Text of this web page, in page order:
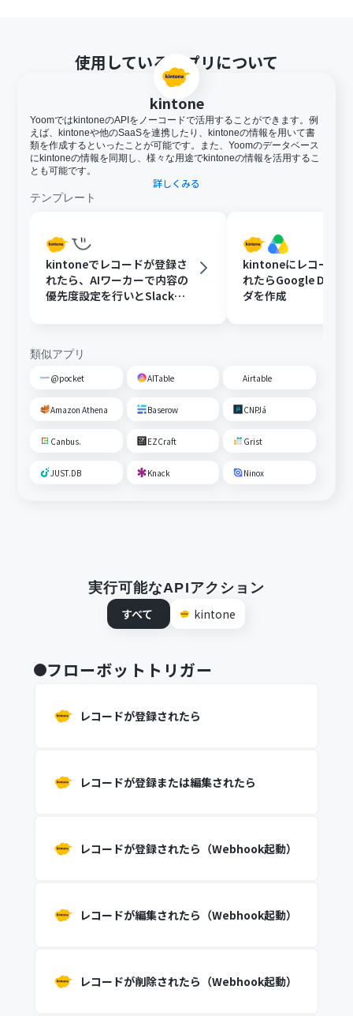
使用しているアプリについて
kintone
YoomではkintoneのAPIをノーコードで活用することができます。例
えば、kintoneや他のSaaSを連携したり、kintoneの情報を用いて書
類を作成するといったことが可能です。また、Yoomのデータベース
にkintoneの情報を同期し、様々な用途でkintoneの情報を活用するこ
とも可能です。
詳しくみる
テンプレート
kintoneでレコードが登録さ
れたら、AIワーカーで内容の
優先度設定を行いとSlackで
kintoneにレコード
れたらGoogle Drive
ダを作成
類似アプリ
@pocket AITable Airtable
Amazon Athena Baserow CNPJá
Canbus. EZCraft Grist
JUST.DB Knack Ninox
実行可能なAPIアクション
すべて
kintone
フローボットトリガー
レコードが登録されたら
レコードが登録または編集されたら
レコードが登録されたら（Webhook起動）
レコードが編集されたら（Webhook起動）
レコードが削除されたら（Webhook起動）